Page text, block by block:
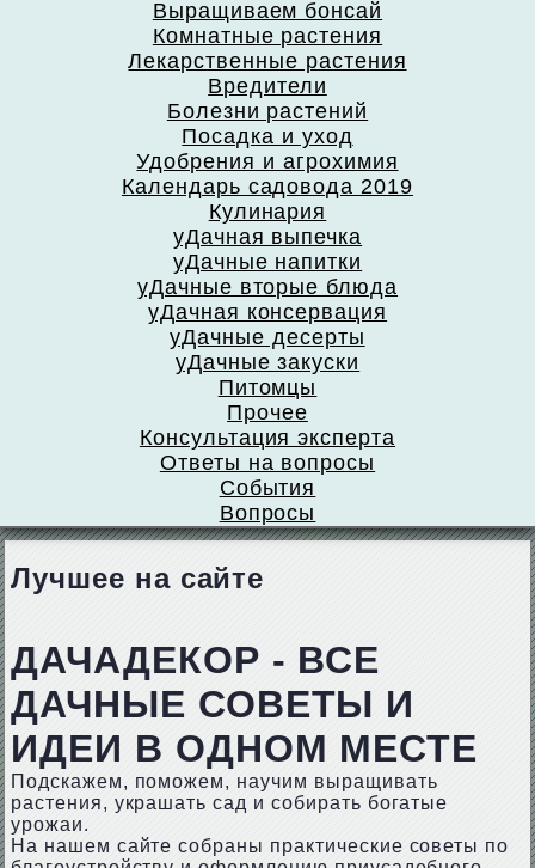
Выращиваем бонсай
Комнатные растения
Лекарственные растения
Вредители
Болезни растений
Посадка и уход
Удобрения и агрохимия
Календарь садовода 2019
Кулинария
уДачная выпечка
уДачные напитки
уДачные вторые блюда
уДачная консервация
уДачные десерты
уДачные закуски
Питомцы
Прочее
Консультация эксперта
Ответы на вопросы
События
Вопросы
Лучшее на сайте
ДАЧАДЕКОР - ВСЕ
ДАЧНЫЕ СОВЕТЫ И
ИДЕИ В ОДНОМ МЕСТЕ
Подскажем, поможем, научим выращивать
растения, украшать сад и собирать богатые
урожаи.
На нашем сайте собраны практические советы по